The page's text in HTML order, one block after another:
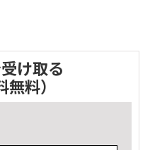
け取る
無料）